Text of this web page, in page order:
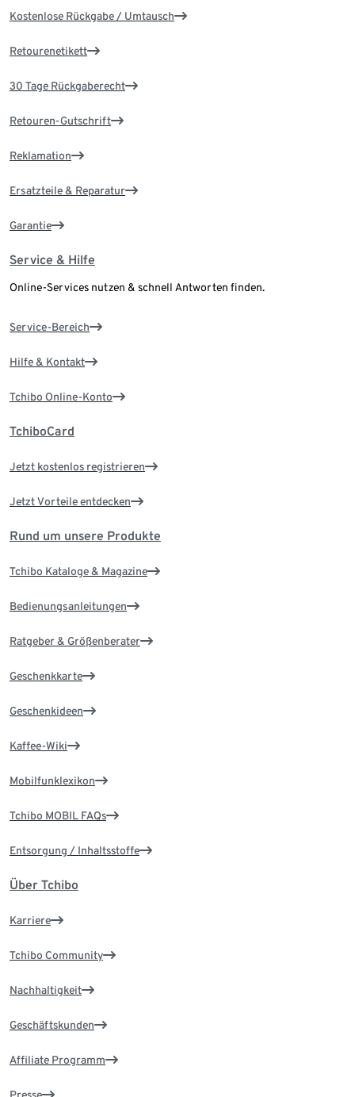
Kostenlose Rückgabe / Umtausch
Retourenetikett
30 Tage Rückgaberecht
Retouren-Gutschrift
Reklamation
Ersatzteile & Reparatur
Garantie
Service & Hilfe
Online-Services nutzen & schnell Antworten finden.
Service-Bereich
Hilfe & Kontakt
Tchibo Online-Konto
TchiboCard
Jetzt kostenlos registrieren
Jetzt Vorteile entdecken
Rund um unsere Produkte
Tchibo Kataloge & Magazine
Bedienungsanleitungen
Ratgeber & Größenberater
Geschenkkarte
Geschenkideen
Kaffee-Wiki
Mobilfunklexikon
Tchibo MOBIL FAQs
Entsorgung / Inhaltsstoffe
Über Tchibo
Karriere
Tchibo Community
Nachhaltigkeit
Geschäftskunden
Affiliate Programm